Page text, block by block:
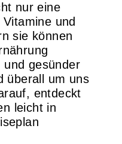
nur eine
und
sie können
und gesünder
überall um uns
entdeckt
leicht in